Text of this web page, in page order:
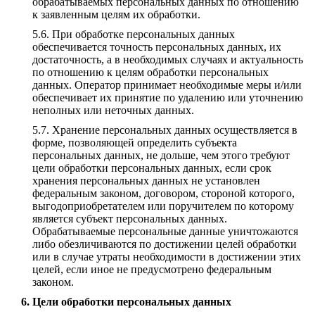
к заявленным целям их обработки.
При обработке персональных данных
обеспечивается точность персональных данных, их
достаточность, а в необходимых случаях и актуальность
по отношению к целям обработки персональных
данных. Оператор принимает необходимые меры и/или
обеспечивает их принятие по удалению или уточнению
неполных или неточных данных.
Хранение персональных данных осуществляется в
форме, позволяющей определить субъекта
персональных данных, не дольше, чем этого требуют
цели обработки персональных данных, если срок
хранения персональных данных не установлен
федеральным законом, договором, стороной которого,
выгодоприобретателем или поручителем по которому
является субъект персональных данных.
Обрабатываемые персональные данные уничтожаются
либо обезличиваются по достижении целей обработки
или в случае утраты необходимости в достижении этих
целей, если иное не предусмотрено федеральным
законом.
Цели обработки персональных данных